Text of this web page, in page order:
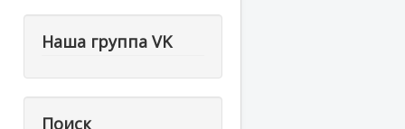
Наша группа VK
Поиск